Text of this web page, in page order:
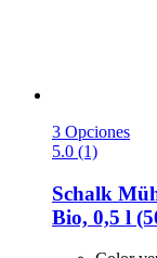
3 Opciones
5.0 (1)
Schalk
Bio, 0,5 l